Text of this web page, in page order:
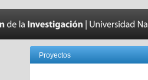
Proyectos